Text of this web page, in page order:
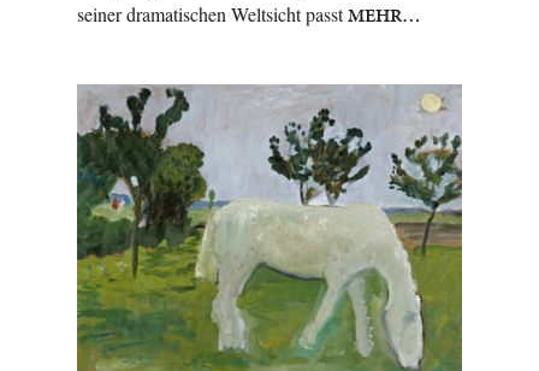
seiner dramatischen Weltsicht passtMEHR…